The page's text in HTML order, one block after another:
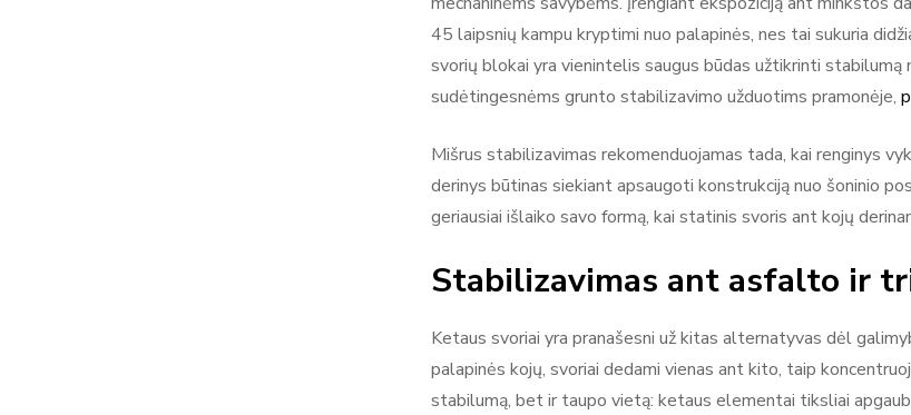
45 laipsnių kampu kryptimi nuo palapinės, nes tai sukuria
svorių blokai yra vienintelis saugus būdas užtikrinti stabilumą
sudėtingesnėms grunto stabilizavimo užduotims pramonėje,
Mišrus stabilizavimas rekomenduojamas tada, kai renginys
derinys būtinas siekiant apsaugoti konstrukciją nuo šoninio
geriausiai išlaiko savo formą, kai statinis svoris ant kojų
Stabilizavimas ant asfalto ir
Ketaus svoriai yra pranašesni už kitas alternatyvas dėl
palapinės kojų, svoriai dedami vienas ant kito, taip
stabilumą, bet ir taupo vietą: ketaus elementai tiksliai